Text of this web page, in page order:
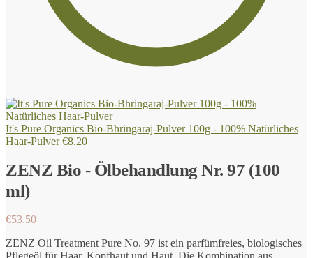
It's Pure Organics Bio-Bhringaraj-Pulver 100g - 100% Natürliches
Haar-Pulver €8.20
ZENZ Bio - Ölbehandlung Nr. 97 (100
ml)
€53.50
ZENZ Oil Treatment Pure No. 97 ist ein parfümfreies, biologisches
Pflegeöl für Haar, Kopfhaut und Haut. Die Kombination aus